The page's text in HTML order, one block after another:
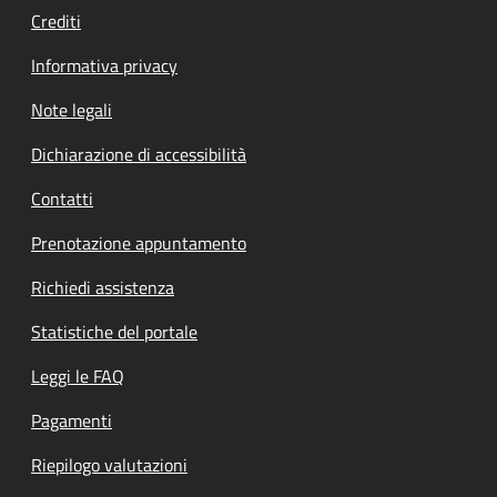
Crediti
Informativa privacy
Note legali
Dichiarazione di accessibilità
Contatti
Prenotazione appuntamento
Richiedi assistenza
Statistiche del portale
Leggi le FAQ
Pagamenti
Riepilogo valutazioni